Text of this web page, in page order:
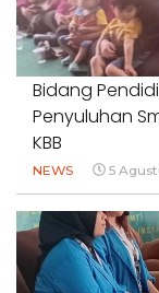
Bidang
Penyuluhan
KBB
NEWS 5